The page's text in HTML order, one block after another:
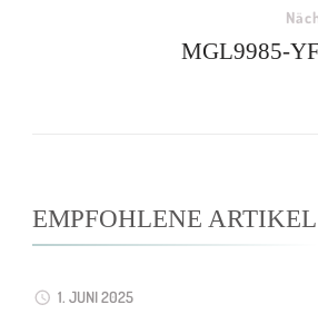
MGL9985-
EMPFOHLENE ARTIKEL
1. JUNI 2025